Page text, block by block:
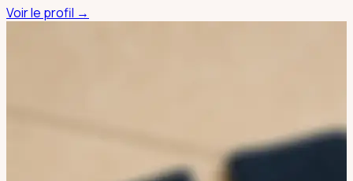
Voir le profil →